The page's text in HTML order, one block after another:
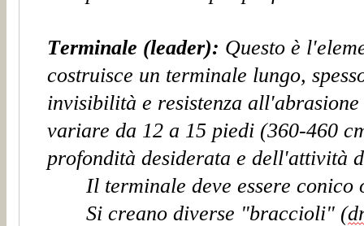
Terminale (leader): Questo è
costruisce un terminale lungo,
invisibilità e resistenza
variare da 12 a 15 piedi (360-460
profondità desiderata e dell'attività
Il terminale deve essere conico
Si creano diverse "braccioli" (